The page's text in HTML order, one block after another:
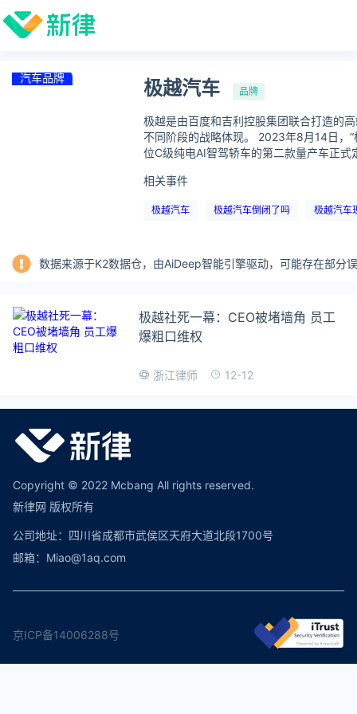
汽车品牌 极越汽车 品牌
极越是由百度和吉利控股集团联合打造的
不同阶段的战略体现。 2023年8月14日，
位C级纯电AI智驾轿车的第二款量产车正
相关事件
极越汽车 极越汽车倒闭了吗 极越汽车
数据来源于K2数据仓，由AiDeep智能引擎驱动，可能存在部分
极越社死一幕：CEO被堵墙角 员工
爆粗口维权
浙江律师 12-12
Copyright © 2022 Mcbang All rights reserved.
新律网 版权所有
公司地址：四川省成都市武侯区天府大道北段1700号
邮箱：Miao@1aq.com
京ICP备14006288号